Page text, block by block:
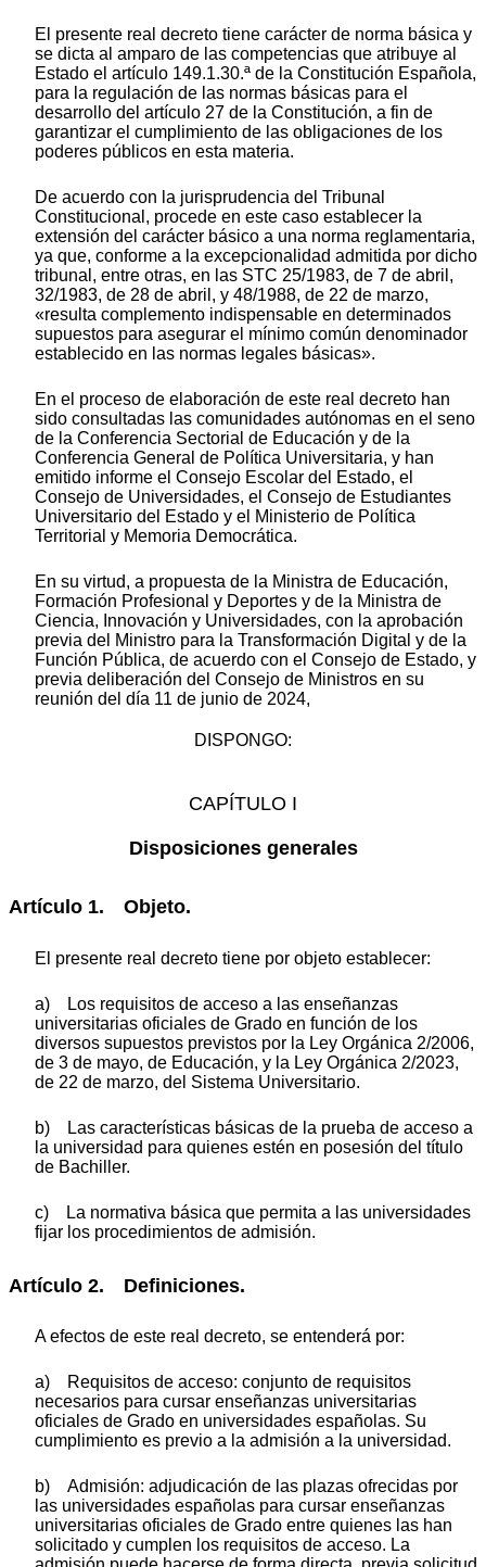
El presente real decreto tiene carácter de norma básica y
se dicta al amparo de las competencias que atribuye al
Estado el artículo 149.1.30.ª de la Constitución Española,
para la regulación de las normas básicas para el
desarrollo del artículo 27 de la Constitución, a fin de
garantizar el cumplimiento de las obligaciones de los
poderes públicos en esta materia.
De acuerdo con la jurisprudencia del Tribunal
Constitucional, procede en este caso establecer la
extensión del carácter básico a una norma reglamentaria,
ya que, conforme a la excepcionalidad admitida por dicho
tribunal, entre otras, en las STC 25/1983, de 7 de abril,
32/1983, de 28 de abril, y 48/1988, de 22 de marzo,
«resulta complemento indispensable en determinados
supuestos para asegurar el mínimo común denominador
establecido en las normas legales básicas».
En el proceso de elaboración de este real decreto han
sido consultadas las comunidades autónomas en el seno
de la Conferencia Sectorial de Educación y de la
Conferencia General de Política Universitaria, y han
emitido informe el Consejo Escolar del Estado, el
Consejo de Universidades, el Consejo de Estudiantes
Universitario del Estado y el Ministerio de Política
Territorial y Memoria Democrática.
En su virtud, a propuesta de la Ministra de Educación,
Formación Profesional y Deportes y de la Ministra de
Ciencia, Innovación y Universidades, con la aprobación
previa del Ministro para la Transformación Digital y de la
Función Pública, de acuerdo con el Consejo de Estado, y
previa deliberación del Consejo de Ministros en su
reunión del día 11 de junio de 2024,
DISPONGO:
CAPÍTULO I
Disposiciones generales
Artículo 1. Objeto.
El presente real decreto tiene por objeto establecer:
a) Los requisitos de acceso a las enseñanzas
universitarias oficiales de Grado en función de los
diversos supuestos previstos por la Ley Orgánica 2/2006,
de 3 de mayo, de Educación, y la Ley Orgánica 2/2023,
de 22 de marzo, del Sistema Universitario.
b) Las características básicas de la prueba de acceso a
la universidad para quienes estén en posesión del título
de Bachiller.
c) La normativa básica que permita a las universidades
fijar los procedimientos de admisión.
Artículo 2. Definiciones.
A efectos de este real decreto, se entenderá por:
a) Requisitos de acceso: conjunto de requisitos
necesarios para cursar enseñanzas universitarias
oficiales de Grado en universidades españolas. Su
cumplimiento es previo a la admisión a la universidad.
b) Admisión: adjudicación de las plazas ofrecidas por
las universidades españolas para cursar enseñanzas
universitarias oficiales de Grado entre quienes las han
solicitado y cumplen los requisitos de acceso. La